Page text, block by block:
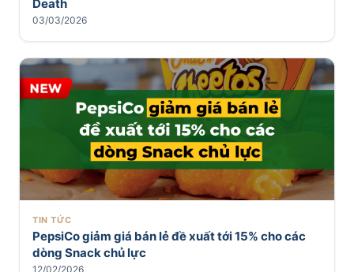
Death
03/03/2026
TIN TỨC
PepsiCo giảm giá bán lẻ đề xuất tới 15% cho các
dòng Snack chủ lực
12/02/2026